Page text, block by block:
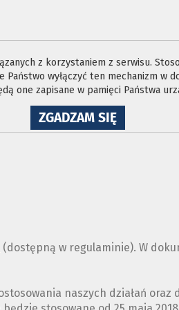
z korzystaniem z serwisu.
wyłączyć ten mechanizm w
one zapisane w pamięci Państwa
ZGADZAM SIĘNA
(dostępną w regulaminie). W
naszych działań